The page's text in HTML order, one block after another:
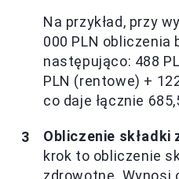
Na przykład, przy
000 PLN obliczenia
następująco: 488
PLN (rentowe) +
co daje łącznie
Obliczenie składki
krok to obliczenie
zdrowotne. Wynosi